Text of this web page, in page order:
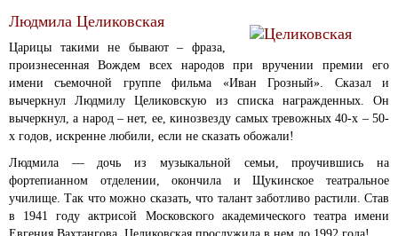
Людмила Целиковская
Царицы такими не бывают – фраза,
произнесенная Вождем всех народов при вручении премии его
имени съемочной группе фильма «Иван Грозный». Сказал и
вычеркнул Людмилу Целиковскую из списка награжденных. Он
вычеркнул, а народ – нет, ее, кинозвезду самых тревожных 40-х – 50-
х годов, искренне любили, если не сказать обожали!
Людмила — дочь из музыкальной семьи, проучившись на
фортепианном отделении, окончила и Щукинское театральное
училище. Так что можно сказать, что талант заботливо растили. Став
в 1941 году актрисой Московского академического театра имени